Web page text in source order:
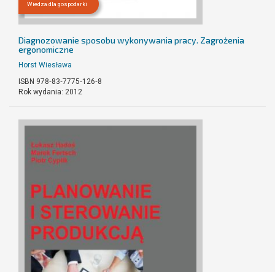
Wiedza dla gospodarki
Diagnozowanie sposobu wykonywania pracy. Zagrożenia
ergonomiczne
Horst Wiesława
ISBN 978‐83‐7775‐126‐8
Rok wydania: 2012